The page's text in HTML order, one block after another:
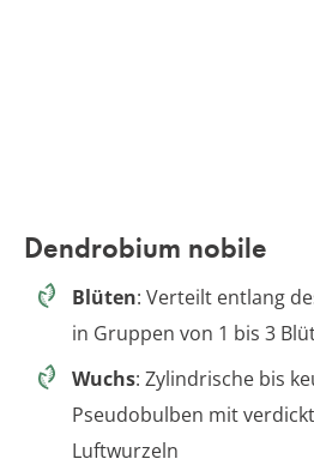
Dendrobium nobile
Blüten: Verteilt entlang
in Gruppen von 1 bis 3
Wuchs: Zylindrische bis
Pseudobulben mit
Luftwurzeln